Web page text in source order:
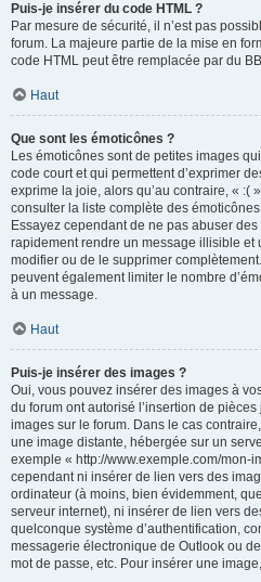
Puis-je insérer du code HTML ?
Par mesure de sécurité, il n’est pas
forum. La majeure partie de la mise en
code HTML peut être remplacée par du
Haut
Que sont les émoticônes ?
Les émoticônes sont de petites images
code court et qui permettent d’exprimer
exprime la joie, alors qu’au contraire, « :(
consulter la liste complète des
Essayez cependant de ne pas abuser
rapidement rendre un message illisible et
modifier ou de le supprimer
peuvent également limiter le nombre
à un message.
Haut
Puis-je insérer des images ?
Oui, vous pouvez insérer des images à
du forum ont autorisé l’insertion de
images sur le forum. Dans le cas
une image distante, hébergée sur un
exemple « http://www.exemple.com/mon-
cependant ni insérer de lien vers des
ordinateur (à moins, bien évidemment,
serveur internet), ni insérer de lien vers
quelconque système d’authentification,
messagerie électronique de Outlook ou
mot de passe, etc. Pour insérer une